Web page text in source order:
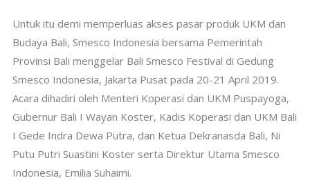
Untuk itu demi memperluas akses pasar produk UKM dan
Budaya Bali, Smesco Indonesia bersama Pemerintah
Provinsi Bali menggelar Bali Smesco Festival di Gedung
Smesco Indonesia, Jakarta Pusat pada 20-21 April 2019.
Acara dihadiri oleh Menteri Koperasi dan UKM Puspayoga,
Gubernur Bali I Wayan Koster, Kadis Koperasi dan UKM Bali
I Gede Indra Dewa Putra, dan Ketua Dekranasda Bali, Ni
Putu Putri Suastini Koster serta Direktur Utama Smesco
Indonesia, Emilia Suhaimi.